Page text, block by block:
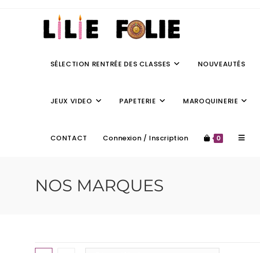
SÉLECTION RENTRÉE DES CLASSES NOUVEAUTÉS
JEUX VIDEO PAPETERIE MAROQUINERIE
CONTACT Connexion / Inscription 0
NOS MARQUES